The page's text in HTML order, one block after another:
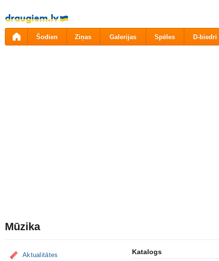
Pāriet
uz
saturu
Šodien Ziņas Galerijas Spēles D-biedri
Mūzika
Aktualitātes
Katalogs